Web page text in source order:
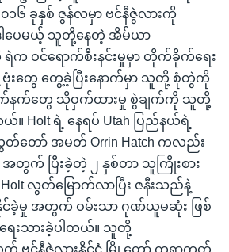
ခုနှစ် ဇွန်လမှာ ဗင်နီဇွဲလားကို
ဒါပေမယ့် သူတို့နေတဲ့ အိမ်ယာ
ဝင်ရောက်စီးနင်းမှုမှာ တိုက်ခိုက်ရေး
တွေ တွေ့ခဲ့ပြီးနောက်မှာ သူတို့ စုံတွဲကို
က်နက်တွေ သိုဝှက်ထားမှု စွဲချက်ကို သူတို့
။ Holt ရဲ့ နေရပ် Utah ပြည်နယ်ရဲ့
ော် အမတ် Orrin Hatch ကလည်း
အတွက် ပြီးခဲ့တဲ့ ၂ နှစ်တာ သူကြိုးစား
Holt လွတ်မြောက်လာပြီး ဇနီးသည်နဲ့
နိုင်ခဲ့မှု အတွက် ဝမ်းသာ ဂုဏ်ယူမဆုံး ဖြစ်
ရေးသားခဲ့ပါတယ်။ သူတို့
ဗင်နီဇွဲလားနိုင်ငံ မြို့တော် ကရာကတ်